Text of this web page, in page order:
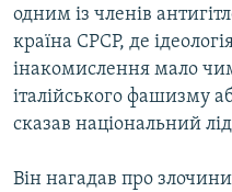
одним із членів
країна СРСР, де
інакомислення мало
італійського фашизму
сказав національний
Він нагадав про